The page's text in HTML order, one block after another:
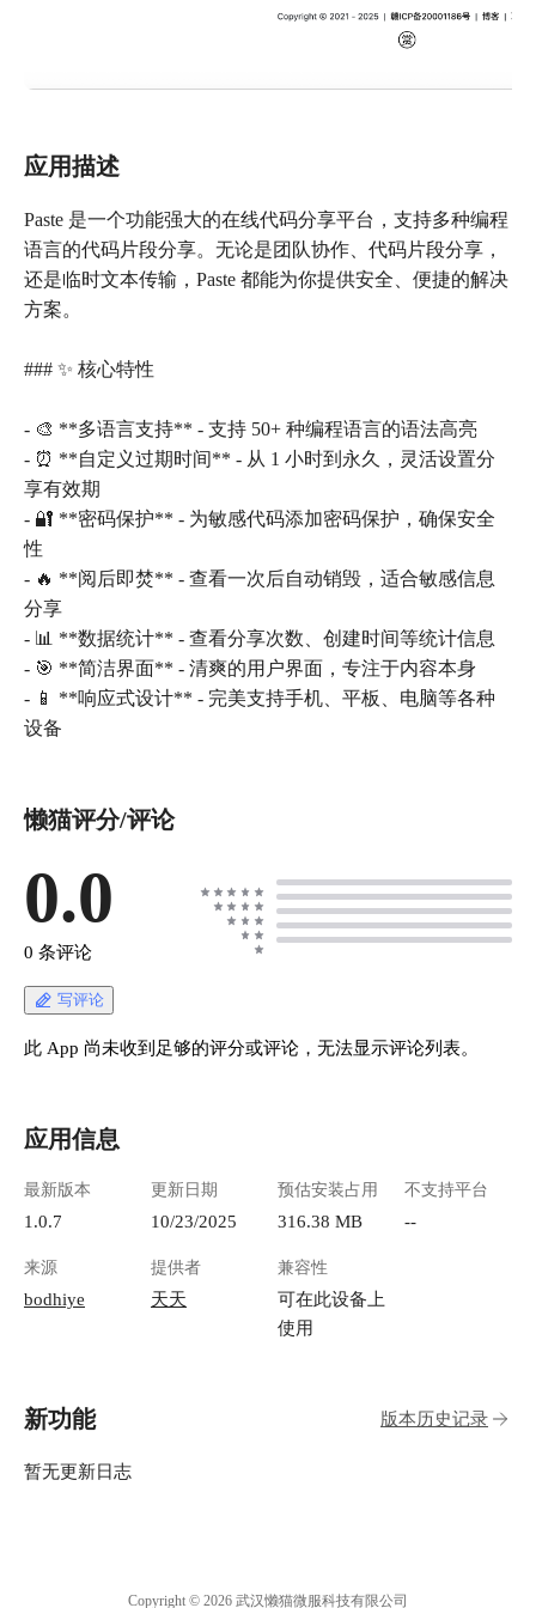
应用描述
Paste 是一个功能强大的在线代码分享平台，支持多种编程
语言的代码片段分享。无论是团队协作、代码片段分享，
还是临时文本传输，Paste 都能为你提供安全、便捷的解决
方案。
### ✨ 核心特性
- 🎨 **多语言支持** - 支持 50+ 种编程语言的语法高亮
- ⏰ **自定义过期时间** - 从 1 小时到永久，灵活设置分
享有效期
- 🔐 **密码保护** - 为敏感代码添加密码保护，确保安全
性
- 🔥 **阅后即焚** - 查看一次后自动销毁，适合敏感信息
分享
- 📊 **数据统计** - 查看分享次数、创建时间等统计信息
- 🎯 **简洁界面** - 清爽的用户界面，专注于内容本身
- 📱 **响应式设计** - 完美支持手机、平板、电脑等各种
懒猫评分/评论
0.0
0 条评论
写评论
此 App 尚未收到足够的评分或评论，无法显示评论列表。
应用信息
最新版本
1.0.7
更新日期
10/23/2025
预估安装占用
316.38 MB
不支持平台
--
来源
bodhiye
提供者
天天
兼容性
可在此设备上
使用
新功能 版本历史记录
暂无更新日志
Copyright © 2026 武汉懒猫微服科技有限公司